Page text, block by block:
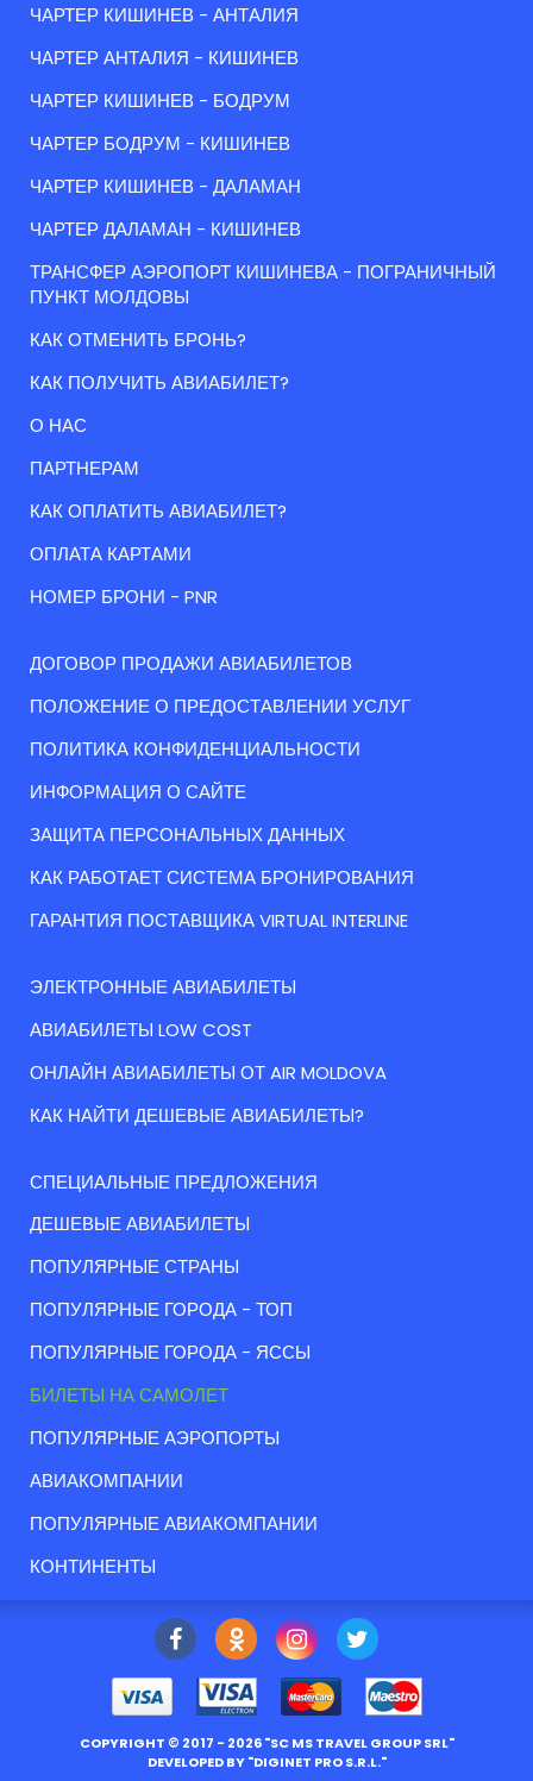
ЧАРТЕР КИШИНЕВ - АНТАЛИЯ
ЧАРТЕР АНТАЛИЯ - КИШИНЕВ
ЧАРТЕР КИШИНЕВ - БОДРУМ
ЧАРТЕР БОДРУМ - КИШИНЕВ
ЧАРТЕР КИШИНЕВ - ДАЛАМАН
ЧАРТЕР ДАЛАМАН - КИШИНЕВ
ТРАНСФЕР АЭРОПОРТ КИШИНЕВА - ПОГРАНИЧНЫЙ
ПУНКТ МОЛДОВЫ
КАК ОТМЕНИТЬ БРОНЬ?
КАК ПОЛУЧИТЬ АВИАБИЛЕТ?
О НАС
ПАРТНЕРАМ
КАК ОПЛАТИТЬ АВИАБИЛЕТ?
ОПЛАТА КАРТАМИ
НОМЕР БРОНИ - PNR
ДОГОВОР ПРОДАЖИ АВИАБИЛЕТОВ
ПОЛОЖЕНИЕ О ПРЕДОСТАВЛЕНИИ УСЛУГ
ПОЛИТИКА КОНФИДЕНЦИАЛЬНОСТИ
ИНФОРМАЦИЯ О САЙТЕ
ЗАЩИТА ПЕРСОНАЛЬНЫХ ДАННЫХ
КАК РАБОТАЕТ СИСТЕМА БРОНИРОВАНИЯ
ГАРАНТИЯ ПОСТАВЩИКА VIRTUAL INTERLINE
ЭЛЕКТРОННЫЕ АВИАБИЛЕТЫ
АВИАБИЛЕТЫ LOW COST
ОНЛАЙН АВИАБИЛЕТЫ ОТ AIR MOLDOVA
КАК НАЙТИ ДЕШЕВЫЕ АВИАБИЛЕТЫ?
СПЕЦИАЛЬНЫЕ ПРЕДЛОЖЕНИЯ
ДЕШЕВЫЕ АВИАБИЛЕТЫ
ПОПУЛЯРНЫЕ СТРАНЫ
ПОПУЛЯРНЫЕ ГОРОДА - ТОП
ПОПУЛЯРНЫЕ ГОРОДА - ЯССЫ
БИЛЕТЫ НА САМОЛЕТ
ПОПУЛЯРНЫЕ АЭРОПОРТЫ
АВИАКОМПАНИИ
ПОПУЛЯРНЫЕ АВИАКОМПАНИИ
КОНТИНЕНТЫ
COPYRIGHT © 2017 - 2026 "SC MS TRAVEL GROUP SRL"
DEVELOPED BY "DIGINET PRO S.R.L."